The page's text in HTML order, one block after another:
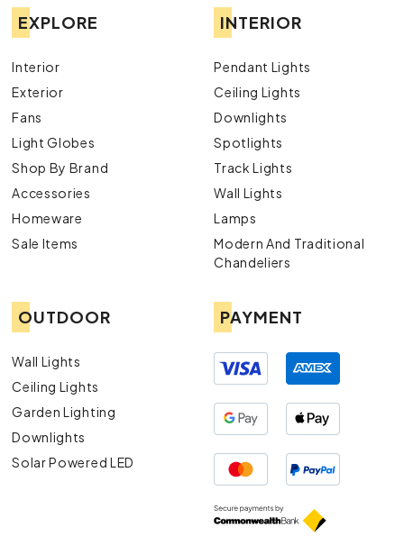
EXPLORE
Interior
Exterior
Fans
Light Globes
Shop By Brand
Accessories
Homeware
Sale Items
INTERIOR
Pendant Lights
Ceiling Lights
Downlights
Spotlights
Track Lights
Wall Lights
Lamps
Modern And Traditional
Chandeliers
OUTDOOR
Wall Lights
Ceiling Lights
Garden Lighting
Downlights
Solar Powered LED
PAYMENT